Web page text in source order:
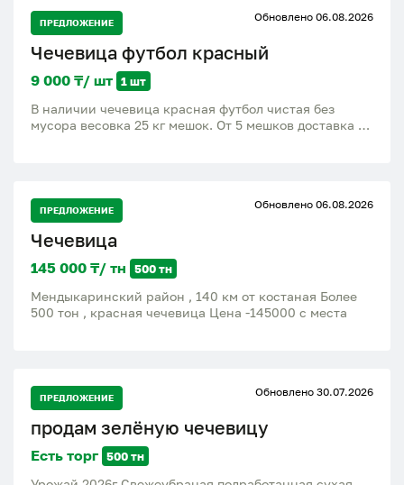
ПРЕДЛОЖЕНИЕ Обновлено 06.08.2026
Чечевица футбол красный
9 000 ₸/ шт 1 шт
В наличии чечевица красная футбол чистая без
мусора весовка 25 кг мешок. От 5 мешков доставка по
ПРЕДЛОЖЕНИЕ Обновлено 06.08.2026
Чечевица
145 000 ₸/ тн 500 тн
Мендыкаринский район , 140 км от костаная Более
500 тон , красная чечевица Цена -145000 с места
ПРЕДЛОЖЕНИЕ Обновлено 30.07.2026
продам зелёную чечевицу
Есть торг 500 тн